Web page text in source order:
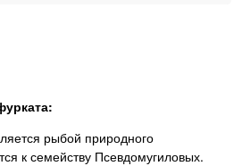
рыбой природного
к семейству Псевдомугиловых.